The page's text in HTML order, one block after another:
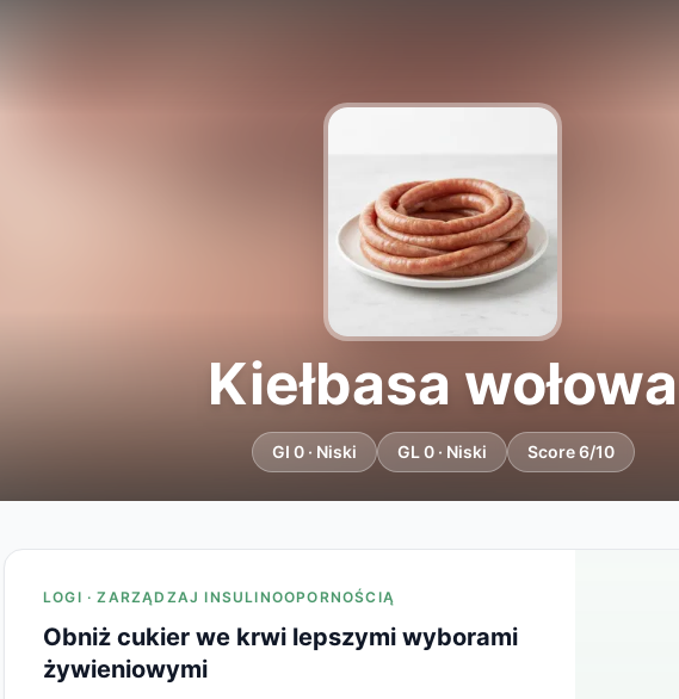
Kiełbasa wołowa
GI 0 · Niski GL 0 · Niski Score 6/10
LOGI · ZARZĄDZAJ INSULINOOPORNOŚCIĄ
Obniż cukier we krwi lepszymi wyborami
żywieniowymi